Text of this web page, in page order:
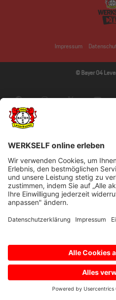
Impressum
© Bayer 04